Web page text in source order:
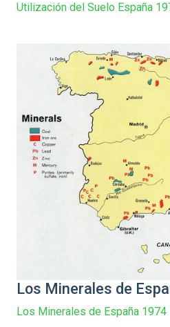
Utilización del Suelo España
Los Minerales de
Los Minerales de España 1974